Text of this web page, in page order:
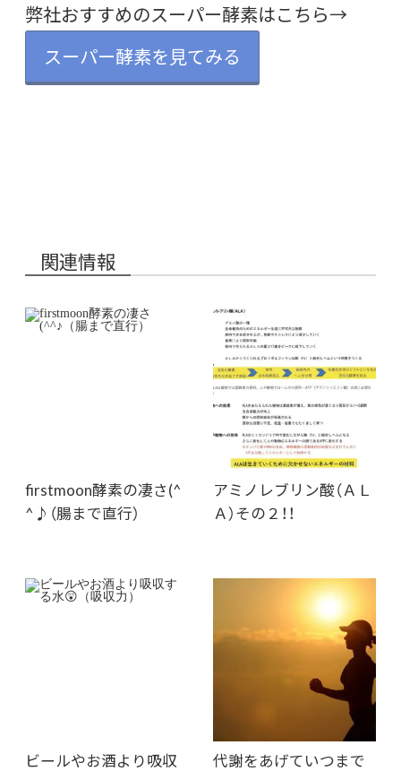
弊社おすすめのスーパー酵素はこちら→
スーパー酵素を見てみる
関連情報
firstmoon酵素の凄さ(^
^♪（腸まで直行）
アミノレブリン酸（ＡＬ
Ａ）その２！！
ビールやお酒より吸収 代謝をあげていつまで